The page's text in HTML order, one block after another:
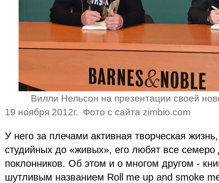
Вилли Нельсон на презентации своей
19 ноября 2012г. Фото с сайта zimbio.com
У него за плечами активная творческая
студийных до «живых», его любят все
поклонников. Об этом и о многом другом -
шутливым названием Roll me up and smoke